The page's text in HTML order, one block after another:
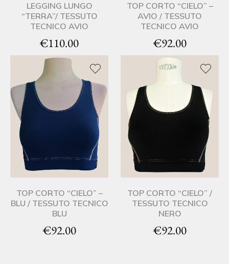
LEGGING LUNGO
“TERRA”/ TESSUTO
TECNICO AVIO
€110.00
TOP CORTO “CIELO” –
AVIO / TESSUTO
TECNICO AVIO
€92.00
TOP CORTO “CIELO” –
BLU / TESSUTO TECNICO
BLU
€92.00
TOP CORTO “CIELO” /
TESSUTO TECNICO
NERO
€92.00